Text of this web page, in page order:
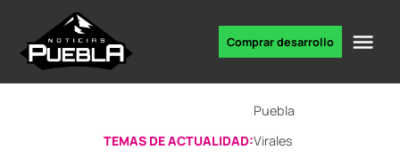
content
Comprar desarrollo
TEMAS DE ACTUALIDAD:
Puebla
Virales